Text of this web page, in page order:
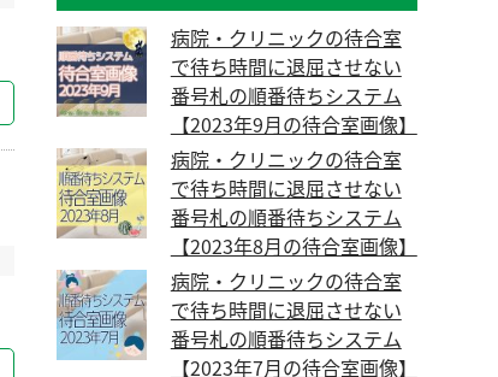
病院・クリニックの待合室
で待ち時間に退屈させない
番号札の順番待ちシステム
【2023年9月の待合室画像】
病院・クリニックの待合室
で待ち時間に退屈させない
番号札の順番待ちシステム
【2023年8月の待合室画像】
病院・クリニックの待合室
で待ち時間に退屈させない
番号札の順番待ちシステム
【2023年7月の待合室画像】